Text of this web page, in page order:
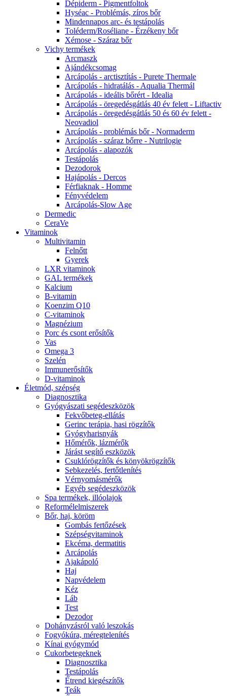
Dépiderm - Pigmentfoltok
Hyséac - Problémás, zíros bőr
Mindennapos arc- és testápolás
Toléderm/Roséliane - Érzékeny bőr
Xémose - Száraz bőr
Vichy termékek
Arcmaszk
Ajándékcsomag
Arcápolás - arctisztítás - Purete Thermale
Arcápolás - hidratálás - Aqualia Thermál
Arcápolás - ideális bőrért - Idealia
Arcápolás - öregedésgátlás 40 év felett - Liftactiv
Arcápolás - öregedésgátlás 50 és 60 év felett -
Neovadiol
Arcápolás - problémás bőr - Normaderm
Arcápolás - száraz bőrre - Nutrilogie
Arcápolás - alapozók
Testápolás
Dezodorok
Hajápolás - Dercos
Férfiaknak - Homme
Fényvédelem
Arcápolás-Slow Age
Dermedic
CeraVe
Vitaminok
Multivitamin
Felnőtt
Gyerek
LXR vitaminok
GAL termékek
Kalcium
B-vitamin
Koenzim Q10
C-vitaminok
Magnézium
Porc és csont erősítők
Vas
Omega 3
Szelén
Immunerősítők
D-vitaminok
Életmód, szépség
Diagnosztika
Gyógyászati segédeszközök
Fekvőbeteg-ellátás
Gerinc terápia, hasi rögzítők
Gyógyharisnyák
Hőmérők, lázmérők
Járást segítő eszközök
Csuklórögzítők és könyökrögzítők
Sebkezelés, fertőtlenítés
Vérnyomásmérők
Egyéb segédeszközök
Spa termékek, illóolajok
Reformélelmiszerek
Bőr, haj, köröm
Gombás fertőzések
Szépségvitaminok
Ekcéma, dermatitis
Arcápolás
Ajakápoló
Haj
Napvédelem
Kéz
Láb
Test
Dezodor
Dohányzásról való leszokás
Fogyókúra, méregtelenítés
Kínai gyógymód
Cukorbetegeknek
Diagnosztika
Testápolás
É́trend kiegészítők
Teák